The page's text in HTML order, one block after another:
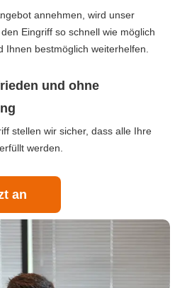
annehmen, wird unser
Eingriff so schnell wie möglich
Ihnen bestmöglich weiterhelfen.
und ohne
stellen wir sicher, dass alle Ihre
werden.
an